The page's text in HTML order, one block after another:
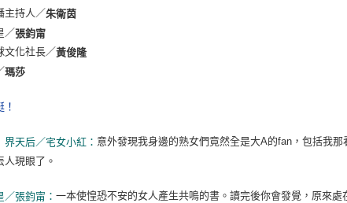
主持人／朱衛茵
／張鈞甯
文化社長／黃俊隆
瑪莎
界天后／宅女小紅： 意外發現我身邊的熟女們竟然全是大A的fan，包括我
人現眼了。
／張鈞甯：一本使惶恐不安的女人產生共鳴的書。讀完後你會發覺，原來